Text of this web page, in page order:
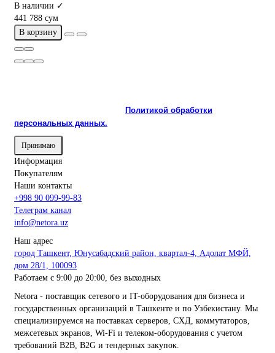
В наличии ✓
441 788 сум
В корзину
Политикой обработки
персональных данных.
Принимаю
Информация
Покупателям
Наши контакты
+998 90 099-99-83
Телеграм канал
info@netora.uz
Наш адрес
город Ташкент, Юнусабадский район, квартал-4, Адолат МФЙ,
дом 28/1, 100093
Работаем с 9:00 до 20:00, без выходных
Netora - поставщик сетевого и IT-оборудования для бизнеса и
государственных организаций в Ташкенте и по Узбекистану. Мы
специализируемся на поставках серверов, СХД, коммутаторов,
межсетевых экранов, Wi-Fi и телеком-оборудования с учетом
требований B2B, B2G и тендерных закупок.